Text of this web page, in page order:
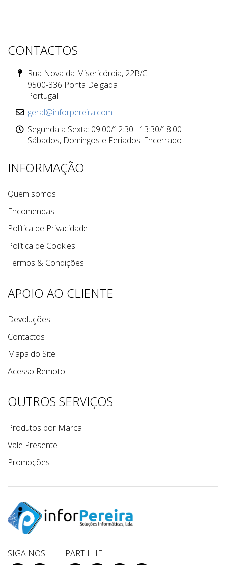
CONTACTOS
Rua Nova da Misericórdia, 22B/C
9500-336 Ponta Delgada
Portugal
geral@inforpereira.com
Segunda a Sexta: 09:00/12:30 - 13:30/18:00
Sábados, Domingos e Feriados: Encerrado
INFORMAÇÃO
Quem somos
Encomendas
Política de Privacidade
Política de Cookies
Termos & Condições
APOIO AO CLIENTE
Devoluções
Contactos
Mapa do Site
Acesso Remoto
OUTROS SERVIÇOS
Produtos por Marca
Vale Presente
Promoções
SIGA-NOS:
PARTILHE: